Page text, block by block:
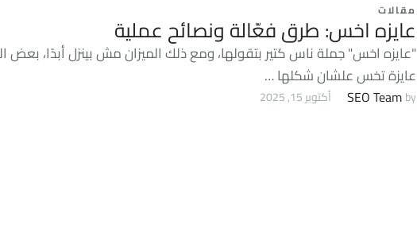
مقالات
عايزه اخس: طرق فعّالة ونصائح عملية
"عايزه اخس" جملة ناس كتير بتقولها، ومع ذلك الميزان مش بينزل أبدًا، بعض
عايزة تخس علشان شكلها …
by
SEO Team أكتوبر 15, 2025